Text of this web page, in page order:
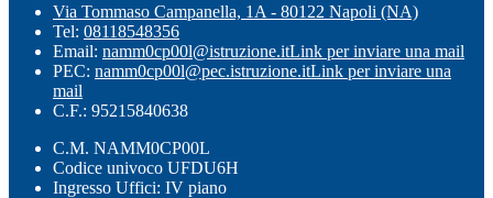
Via Tommaso Campanella, 1A - 80122 Napoli (NA)
Tel: 08118548356
Email: namm0cp00l@istruzione.itLink per inviare una mail
PEC: namm0cp00l@pec.istruzione.itLink per inviare una
mail
C.F.: 95215840638
C.M. NAMM0CP00L
Codice univoco UFDU6H
Ingresso Uffici: IV piano